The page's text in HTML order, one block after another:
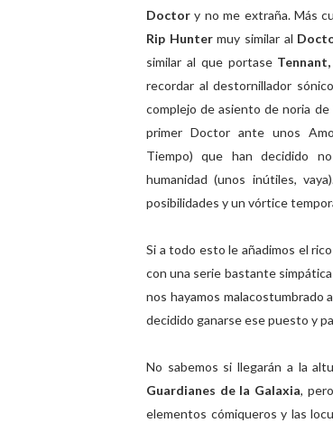
Doctory no me extraña. Más
Rip Huntermuy similar al
similar al que portase
recordar al destornillador
complejo de asiento de noria de
primer Doctor ante unos
Tiempo) que han decidido
humanidad (unos inútiles,
posibilidades y un vórtice
Si a todo esto le añadimos el
con una serie bastante
nos hayamos malacostumbrado
decidido ganarse ese puesto y
No sabemos si llegarán a la
Guardianes de la Galaxia,
elementos cómiqueros y las